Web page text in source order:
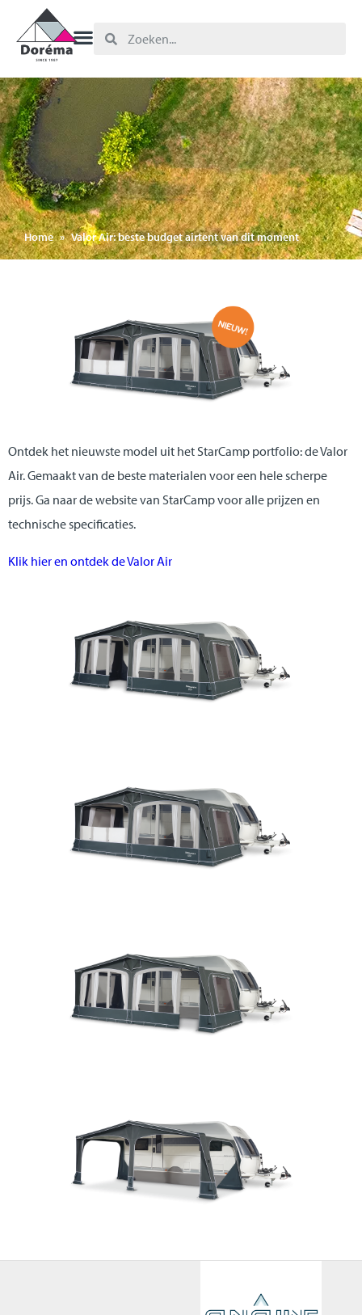
Home » Valor Air: beste budget airtent van dit moment
Ontdek het nieuwste model uit het StarCamp portfolio: de Valor
Air. Gemaakt van de beste materialen voor een hele scherpe
prijs. Ga naar de website van StarCamp voor alle prijzen en
technische specificaties.
Klik hier en ontdek de Valor Air